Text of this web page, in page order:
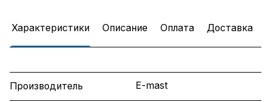
Характеристики Описание Оплата Доставка
Производитель E-mast